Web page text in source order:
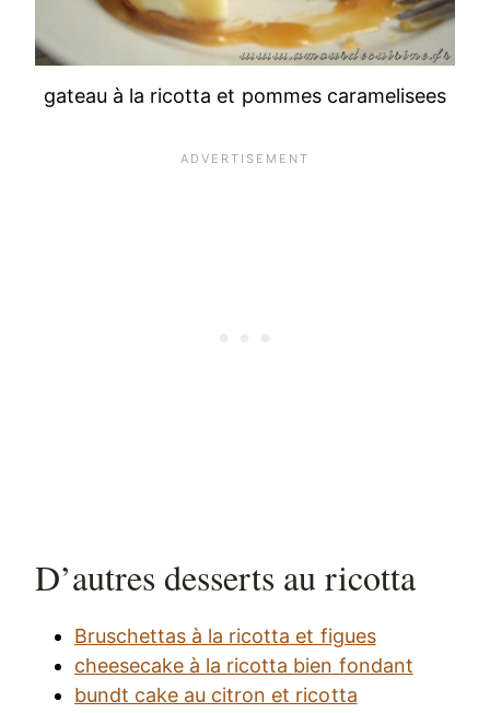
gateau à la ricotta et pommes caramelisees
D’autres desserts au ricotta
Bruschettas à la ricotta et figues
cheesecake à la ricotta bien fondant
bundt cake au citron et ricotta